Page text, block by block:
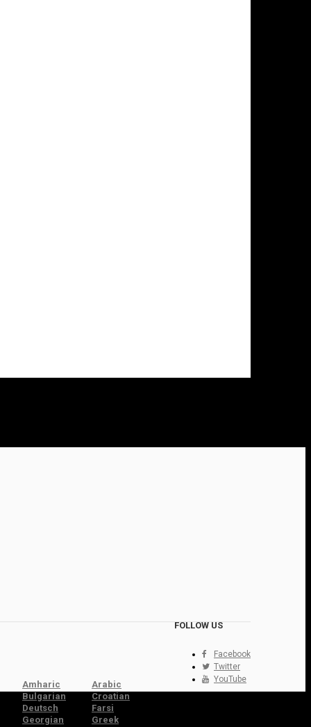
FOLLOW US
Facebook
Twitter
YouTube
Amharic
Arabic
Bulgarian
Croatian
Deutsch
Farsi
Georgian
Greek